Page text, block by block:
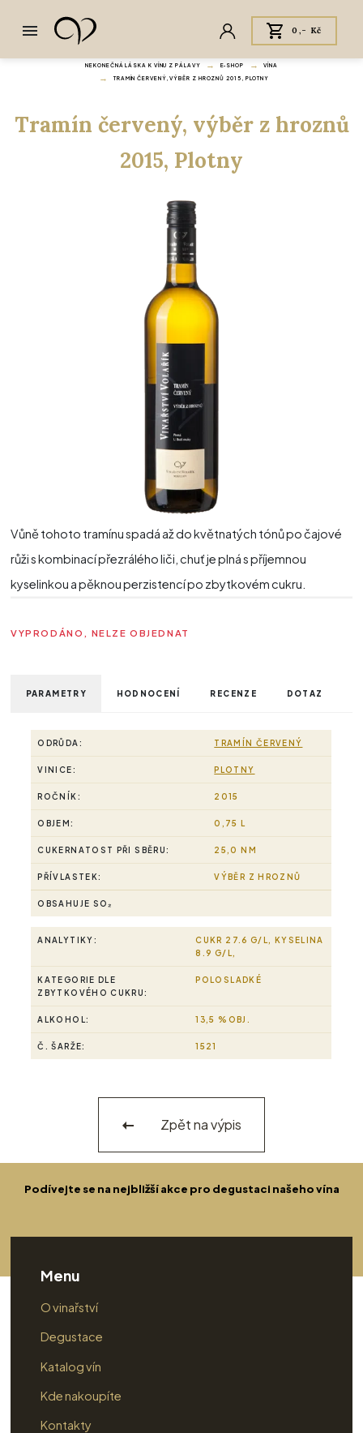
0,- Kč
NEKONEČNÁ LÁSKA K VÍNU Z PÁLAVY E‑SHOP VÍNA
TRAMÍN ČERVENÝ, VÝBĚR Z HROZNŮ 2015, PLOTNY
Tramín červený, výběr z hroznů
2015, Plotny
Vůně tohoto tramínu spadá až do květnatých tónů po čajové
růži s kombinací přezrálého liči, chuť je plná s příjemnou
kyselinkou a pěknou perzistencí po zbytkovém cukru.
VYPRODÁNO, NELZE OBJEDNAT
PARAMETRY HODNOCENÍ RECENZE DOTAZ
ODRŮDA: TRAMÍN ČERVENÝ
VINICE: PLOTNY
ROČNÍK: 2015
OBJEM: 0,75 L
CUKERNATOST PŘI SBĚRU: 25,0 NM
PŘÍVLASTEK: VÝBĚR Z HROZNŮ
OBSAHUJE SO₂
ANALYTIKY:
CUKR 27.6 G/L, KYSELINA
8.9 G/L,
KATEGORIE DLE
ZBYTKOVÉHO CUKRU:
POLOSLADKÉ
ALKOHOL: 13,5 %OBJ.
Č. ŠARŽE: 1521
Zpět na výpis
Podívejte se na nejbližší akce pro degustaci našeho vína
Menu
O vinařství
Degustace
Katalog vín
Kde nakoupíte
Kontakty